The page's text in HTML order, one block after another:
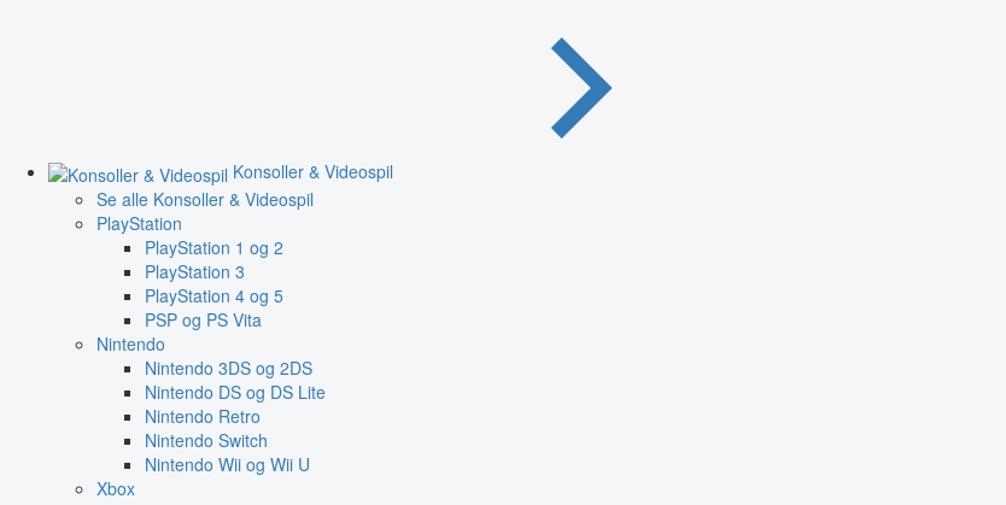
Konsoller & Videospil
Se alle Konsoller & Videospil
PlayStation
PlayStation 1 og 2
PlayStation 3
PlayStation 4 og 5
PSP og PS Vita
Nintendo
Nintendo 3DS og 2DS
Nintendo DS og DS Lite
Nintendo Retro
Nintendo Switch
Nintendo Wii og Wii U
Xbox